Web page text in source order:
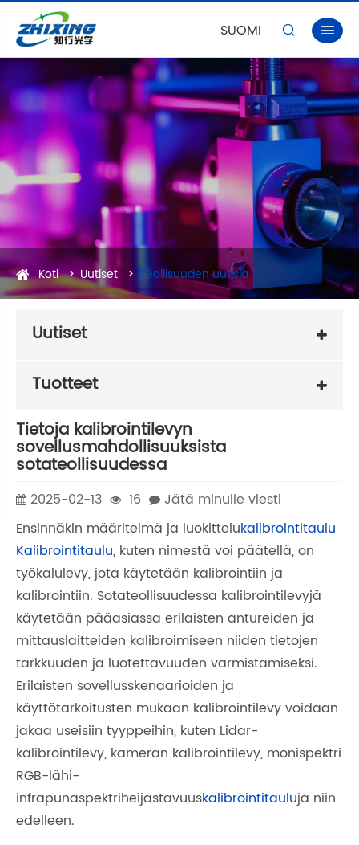
SUOMI  
Koti Uutiset Teollisuuden uutisia
Uutiset
Tuotteet
Tietoja kalibrointilevyn
sovellusmahdollisuuksista
sotateollisuudessa
2025-02-13 16
Jätä minulle viesti
Ensinnäkin määritelmä ja luokittelukalibrointitaulu
Kalibrointitaulu, kuten nimestä voi päätellä, on
työkalulevy, jota käytetään kalibrointiin ja
kalibrointiin. Sotateollisuudessa kalibrointilevyjä
käytetään pääasiassa erilaisten antureiden ja
mittauslaitteiden kalibroimiseen niiden tietojen
tarkkuuden ja luotettavuuden varmistamiseksi.
Erilaisten sovellusskenaarioiden ja
käyttötarkoitusten mukaan kalibrointilevy voidaan
jakaa useisiin tyyppeihin, kuten Lidar-
kalibrointilevy, kameran kalibrointilevy, monispektri
RGB-lähi-
infrapunaspektriheijastavuuskalibrointitauluja niin
edelleen.